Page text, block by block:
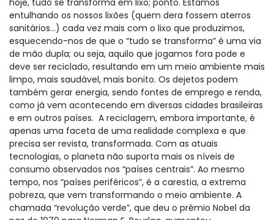
hoje, tudo se transforma em lixo; ponto. Estamos
entulhando os nossos lixões (quem dera fossem aterros
sanitários…) cada vez mais com o lixo que produzimos,
esquecendo-nos de que o “tudo se transforma” é uma via
de mão dupla; ou seja, aquilo que jogamos fora pode e
deve ser reciclado, resultando em um meio ambiente mais
limpo, mais saudável, mais bonito. Os dejetos podem
também gerar energia, sendo fontes de emprego e renda,
como já vem acontecendo em diversas cidades brasileiras
e em outros países. A reciclagem, embora importante, é
apenas uma faceta de uma realidade complexa e que
precisa ser revista, transformada. Com as atuais
tecnologias, o planeta não suporta mais os níveis de
consumo observados nos “países centrais”. Ao mesmo
tempo, nos “países periféricos”, é a carestia, a extrema
pobreza, que vem transformando o meio ambiente. A
chamada “revolução verde”, que deu o prêmio Nobel da